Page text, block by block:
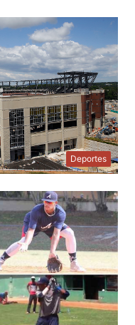
Deportes